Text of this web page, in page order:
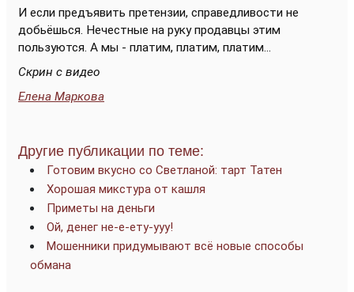
И если предъявить претензии, справедливости не
добьёшься. Нечестные на руку продавцы этим
пользуются. А мы - платим, платим, платим...
Скрин с видео
Елена Маркова
Другие публикации по теме:
Готовим вкусно со Светланой: тарт Татен
Хорошая микстура от кашля
Приметы на деньги
Ой, денег не-е-ету-ууу!
Мошенники придумывают всё новые способы
обмана